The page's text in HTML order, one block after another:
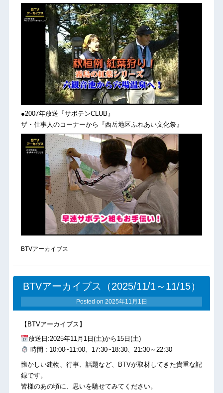
●2007年放送『サボテンCLUB』
ザ・仕事人のコーナーから『西岳地区ふれあい文化祭』
BTVアーカイブス
BTVアーカイブス（2025/11/1～11/15）
Posted on 2025年11月1日
【BTVアーカイブス】
放送日:2025年11月1日(土)から15日(土)
時間 : 10:00~11:00、17:30~18:30、21:30～22:30
懐かしい建物、行事、話題など、BTVが取材してきた貴重な記
録です。
皆様のあの頃に、思いを馳せてみてください。